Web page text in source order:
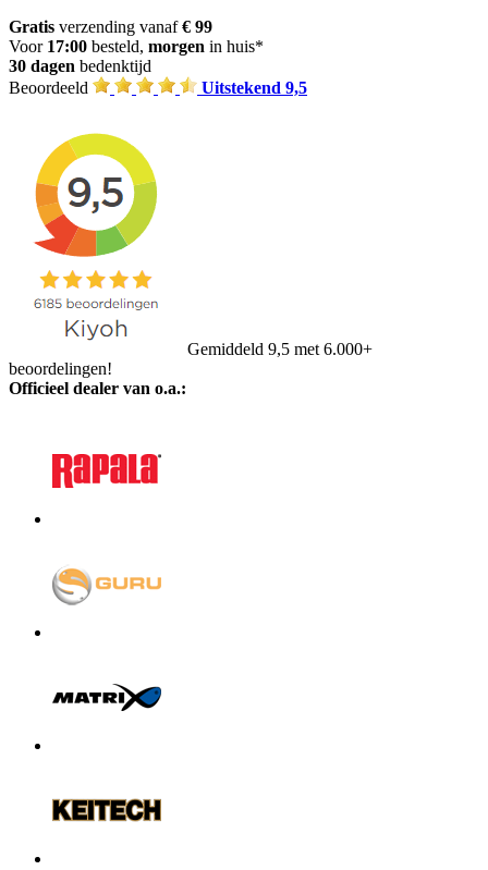
Gratis verzending vanaf€ 99
Voor 17:00 besteld, morgen in huis*
30 dagen bedenktijd
Beoordeeld
Uitstekend 9,5
Gemiddeld 9,5 met 6.000+
beoordelingen!
Officieel dealer van o.a.: